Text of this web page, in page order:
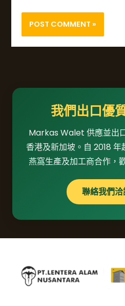
我們出口優
Markas Walet 供應並出
香港及新加坡。自 2018
燕窩生產及加工商合作，
聯絡我們